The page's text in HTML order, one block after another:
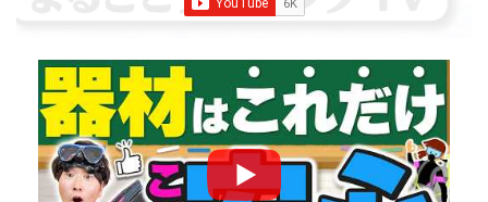
業の国内最大規模のスキューバダイビングスクール。 PADI
の初心者ダイビングライセンス認定実績。 常駐のプロイン
ストラクターは40名ほど。 【初心者からプロレベルま
で！】 年間ファンダイブ開催数は1,000本を超え、初心者の
方でも安心して潜れるような初心者向けツアーを毎週開催
中！ 2021年マリンダイビング大賞
「講習が上手なダ
イビングスクール」部門
「教え方がうまいインストラク